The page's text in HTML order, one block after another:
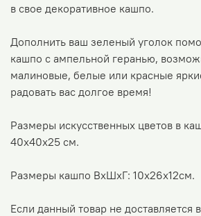
в свое декоративное кашпо.
Дополнить ваш зеленый уголок
кашпо с ампельной геранью,
малиновые, белые или красные
радовать вас долгое время!
Размеры искусственных цветов в
40х40х25 см.
Размеры кашпо ВхШхГ: 10х26х12см.
Если данный товар не доставляется